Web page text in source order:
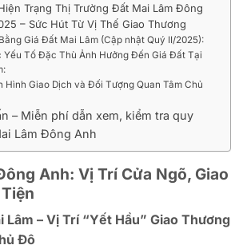
Trạng Thị Trường Đất Mai Lâm Đông
– Sức Hút Từ Vị Thế Giao Thương
Giá Đất Mai Lâm (Cập nhật Quý II/2025):
Yếu Tố Đặc Thù Ảnh Hưởng Đến Giá Đất Tại
Hình Giao Dịch và Đối Tượng Quan Tâm Chủ
– Miễn phí dẫn xem, kiểm tra quy
Lâm Đông Anh
Anh: Vị Trí Cửa Ngõ, Giao
Lâm – Vị Trí “Yết Hầu” Giao Thương
Đô